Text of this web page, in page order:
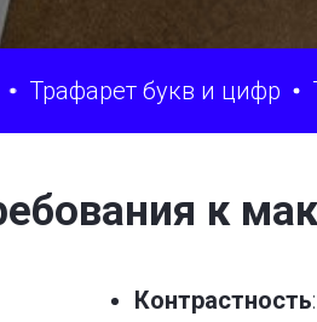
букв и цифр
к
Контрастность